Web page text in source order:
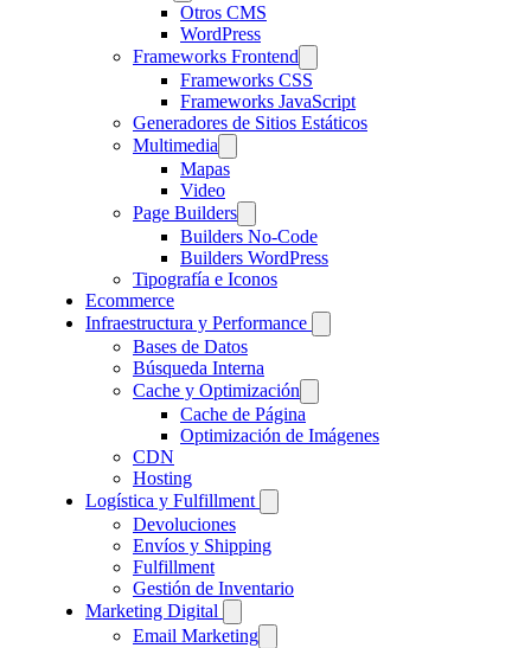
Otros CMS
WordPress
Frameworks Frontend
Frameworks CSS
Frameworks JavaScript
Generadores de Sitios Estáticos
Multimedia
Mapas
Video
Page Builders
Builders No-Code
Builders WordPress
Tipografía e Iconos
Ecommerce
Infraestructura y Performance
Bases de Datos
Búsqueda Interna
Cache y Optimización
Cache de Página
Optimización de Imágenes
CDN
Hosting
Logística y Fulfillment
Devoluciones
Envíos y Shipping
Fulfillment
Gestión de Inventario
Marketing Digital
Email Marketing